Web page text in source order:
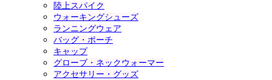
陸上スパイク
ウォーキングシューズ
ランニングウェア
バッグ・ポーチ
キャップ
グローブ・ネックウォーマー
アクセサリー・グッズ